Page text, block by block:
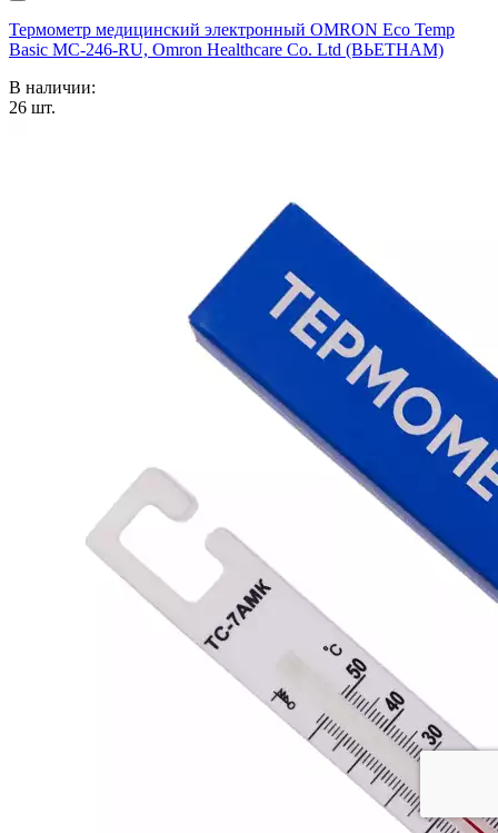
Термометр медицинский электронный OMRON Eco Temp
Basic МС-246-RU, Omron Healthcare Co. Ltd (ВЬЕТНАМ)
В наличии:
26 шт.